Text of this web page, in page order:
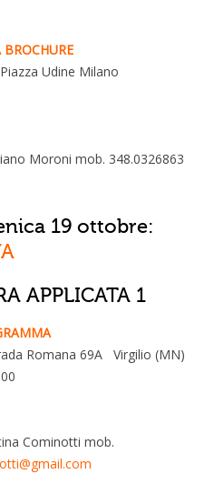
BROCHURE
Udine Milano
Moroni mob. 348.0326863
19 ottobre:
APPLICATA 1
Romana 69A Virgilio (MN)
Cominotti mob.